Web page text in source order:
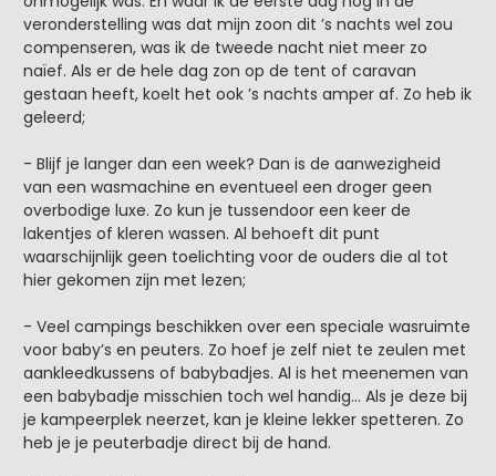
veronderstelling was dat mijn zoon dit ’s nachts wel zou
compenseren, was ik de tweede nacht niet meer zo
naïef. Als er de hele dag zon op de tent of caravan
gestaan heeft, koelt het ook ’s nachts amper af. Zo heb ik
geleerd;
- Blijf je langer dan een week? Dan is de aanwezigheid
van een wasmachine en eventueel een droger geen
overbodige luxe. Zo kun je tussendoor een keer de
lakentjes of kleren wassen. Al behoeft dit punt
waarschijnlijk geen toelichting voor de ouders die al tot
hier gekomen zijn met lezen;
- Veel campings beschikken over een speciale wasruimte
voor baby’s en peuters. Zo hoef je zelf niet te zeulen met
aankleedkussens of babybadjes. Al is het meenemen van
een babybadje misschien toch wel handig… Als je deze bij
je kampeerplek neerzet, kan je kleine lekker spetteren. Zo
heb je je peuterbadje direct bij de hand.